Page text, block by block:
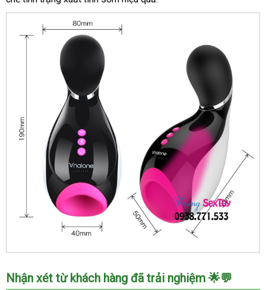
nam
Máy
thủ
Nhận xét từ khách hàng đã trải nghiệm 🌟💬